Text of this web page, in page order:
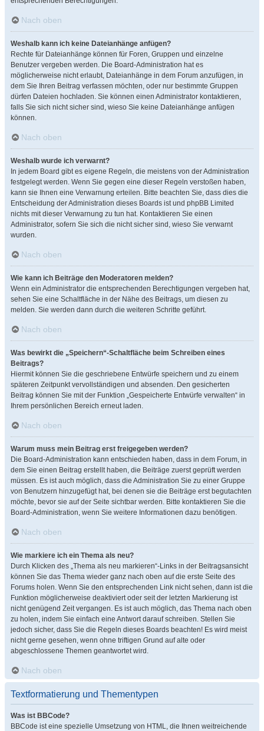
Nach oben
Weshalb kann ich keine Dateianhänge anfügen?
Rechte für Dateianhänge können für Foren, Gruppen und einzelne
Benutzer vergeben werden. Die Board-Administration hat es
möglicherweise nicht erlaubt, Dateianhänge in dem Forum anzufügen, in
dem Sie Ihren Beitrag verfassen möchten, oder nur bestimmte Gruppen
dürfen Dateien hochladen. Sie können einen Administrator kontaktieren,
falls Sie sich nicht sicher sind, wieso Sie keine Dateianhänge anfügen
können.
Nach oben
Weshalb wurde ich verwarnt?
In jedem Board gibt es eigene Regeln, die meistens von der Administration
festgelegt werden. Wenn Sie gegen eine dieser Regeln verstoßen haben,
kann sie Ihnen eine Verwarnung erteilen. Bitte beachten Sie, dass dies die
Entscheidung der Administration dieses Boards ist und phpBB Limited
nichts mit dieser Verwarnung zu tun hat. Kontaktieren Sie einen
Administrator, sofern Sie sich die nicht sicher sind, wieso Sie verwarnt
wurden.
Nach oben
Wie kann ich Beiträge den Moderatoren melden?
Wenn ein Administrator die entsprechenden Berechtigungen vergeben hat,
sehen Sie eine Schaltfläche in der Nähe des Beitrags, um diesen zu
melden. Sie werden dann durch die weiteren Schritte geführt.
Nach oben
Was bewirkt die „Speichern“-Schaltfläche beim Schreiben eines
Beitrags?
Hiermit können Sie die geschriebene Entwürfe speichern und zu einem
späteren Zeitpunkt vervollständigen und absenden. Den gesicherten
Beitrag können Sie mit der Funktion „Gespeicherte Entwürfe verwalten“ in
Ihrem persönlichen Bereich erneut laden.
Nach oben
Warum muss mein Beitrag erst freigegeben werden?
Die Board-Administration kann entschieden haben, dass in dem Forum, in
dem Sie einen Beitrag erstellt haben, die Beiträge zuerst geprüft werden
müssen. Es ist auch möglich, dass die Administration Sie zu einer Gruppe
von Benutzern hinzugefügt hat, bei denen sie die Beiträge erst begutachten
möchte, bevor sie auf der Seite sichtbar werden. Bitte kontaktieren Sie die
Board-Administration, wenn Sie weitere Informationen dazu benötigen.
Nach oben
Wie markiere ich ein Thema als neu?
Durch Klicken des „Thema als neu markieren“-Links in der Beitragsansicht
können Sie das Thema wieder ganz nach oben auf die erste Seite des
Forums holen. Wenn Sie den entsprechenden Link nicht sehen, dann ist die
Funktion möglicherweise deaktiviert oder seit der letzten Markierung ist
nicht genügend Zeit vergangen. Es ist auch möglich, das Thema nach oben
zu holen, indem Sie einfach eine Antwort darauf schreiben. Stellen Sie
jedoch sicher, dass Sie die Regeln dieses Boards beachten! Es wird meist
nicht gerne gesehen, wenn ohne triftigen Grund auf alte oder
abgeschlossene Themen geantwortet wird.
Nach oben
Textformatierung und Thementypen
Was ist BBCode?
BBCode ist eine spezielle Umsetzung von HTML, die Ihnen weitreichende